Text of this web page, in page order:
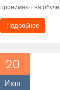
принимают на
Подробнее
20
Июн